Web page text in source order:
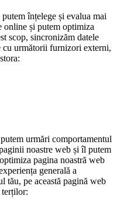
înțelege și evalua mai
online și putem optimiza
scop, sincronizăm datele
cu următorii furnizori externi,
urmări comportamentul
noastre web și îl putem
pagina noastră web
generală a
tău, pe această pagină web